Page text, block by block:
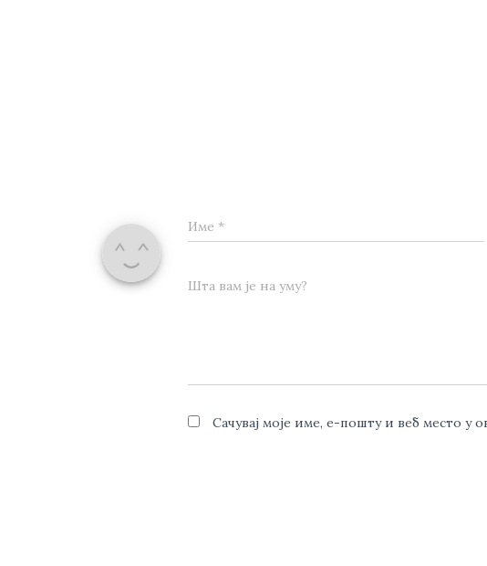
Име *
Шта вам је на уму?
Сачувај моје име, е-пошту и веб место у